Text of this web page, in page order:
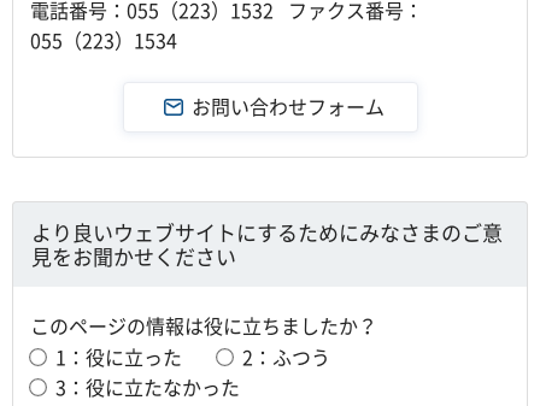
電話番号：055（223）1532 ファクス番号：
055（223）1534
より良いウェブサイトにするためにみなさまのご意
見をお聞かせください
このページの情報は役に立ちましたか？
1：役に立った
2：ふつう
3：役に立たなかった